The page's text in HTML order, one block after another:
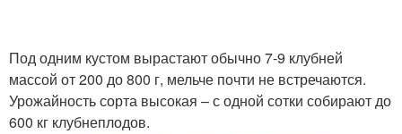
Под одним кустом вырастают обычно 7-9 клубней
массой от 200 до 800 г, мельче почти не встречаются.
Урожайность сорта высокая – с одной сотки собирают до
600 кг клубнеплодов.